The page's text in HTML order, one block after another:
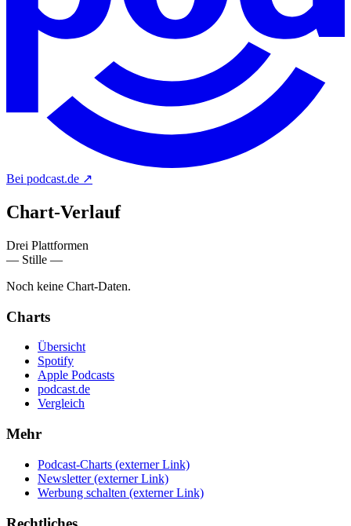
Bei podcast.de ↗
Chart-Verlauf
Drei Plattformen
— Stille —
Noch keine Chart-Daten.
Charts
Übersicht
Spotify
Apple Podcasts
podcast.de
Vergleich
Mehr
Podcast-Charts (externer Link)
Newsletter (externer Link)
Werbung schalten (externer Link)